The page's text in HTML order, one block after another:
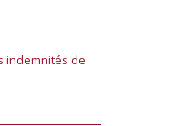
indemnités de